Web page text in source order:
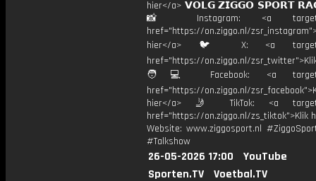
hier</a> 𝗩𝗢𝗟𝗚 𝗭𝗜𝗚𝗚𝗢 𝗦𝗣𝗢𝗥𝗧
📸 Instagram: <a
href="https://on.ziggo.nl/
hier</a> 🐦 X: <a
href="https://on.ziggo.nl/
🧑💻 Facebook: <a
href="https://on.ziggo.nl/
hier</a> 🤳 TikTok: <a
href="https://on.ziggo.nl/zs_tiktok">Klik
Website: www.ziggosport.nl
#Talkshow
26-05-2026 17:00
YouTube
Sporten.TV
Voetbal.TV